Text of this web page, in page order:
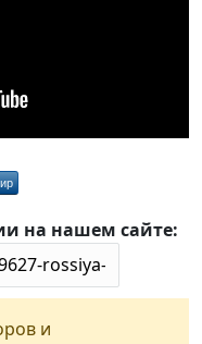
на нашем сайте:
и